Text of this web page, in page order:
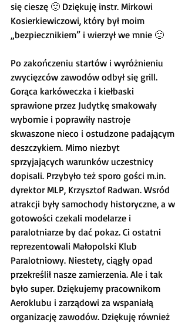
się cieszę 🙂 Dziękuję instr. Mirkowi
Kosierkiewiczowi, który był moim
„bezpiecznikiem” i wierzył we mnie 🙂
Po zakończeniu startów i wyróżnieniu
zwycięzców zawodów odbył się grill.
Gorąca karkóweczka i kiełbaski
sprawione przez Judytkę smakowały
wybornie i poprawiły nastroje
skwaszone nieco i ostudzone padającym
deszczykiem. Mimo niezbyt
sprzyjających warunków uczestnicy
dopisali. Przybyło też sporo gości m.in.
dyrektor MLP, Krzysztof Radwan. Wsród
atrakcji były samochody historyczne, a w
gotowości czekali modelarze i
paralotniarze by dać pokaz. Ci ostatni
reprezentowali Małopolski Klub
Paralotniowy. Niestety, ciągły opad
przekreślił nasze zamierzenia. Ale i tak
było super. Dziękujemy pracownikom
Aeroklubu i zarządowi za wspaniałą
organizację zawodów. Dziękuję również